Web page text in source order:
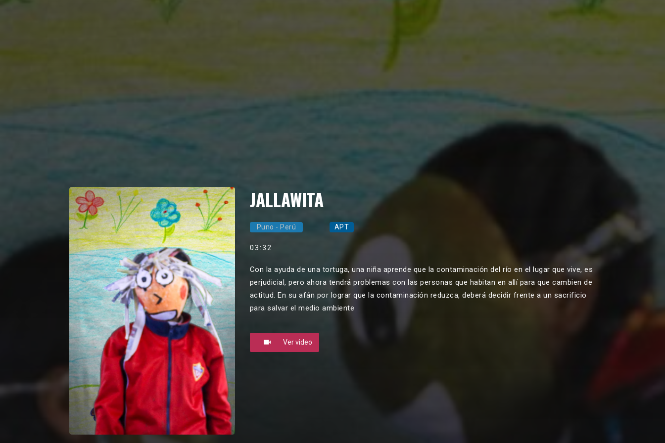
JALLAWITA
Puno - Perú APT
03:32
Con la ayuda de una tortuga, una niña aprende que la contaminación del río en el lugar que vive, es
perjudicial, pero ahora tendrá problemas con las personas que habitan en allí para que cambien de
actitud. En su afán por lograr que la contaminación reduzca, deberá decidir frente a un sacrificio
para salvar el medio ambiente
Ver video